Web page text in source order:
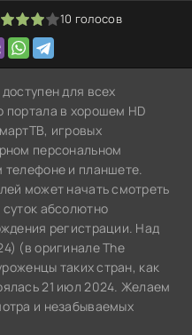
10 голосов
для всех
портала в хорошем HD
игровых
персональном
и планшете.
может начать смотреть
абсолютно
регистрации. Над
(в оригинале The
таких стран, как
21 июл 2024. Желаем
и незабываемых